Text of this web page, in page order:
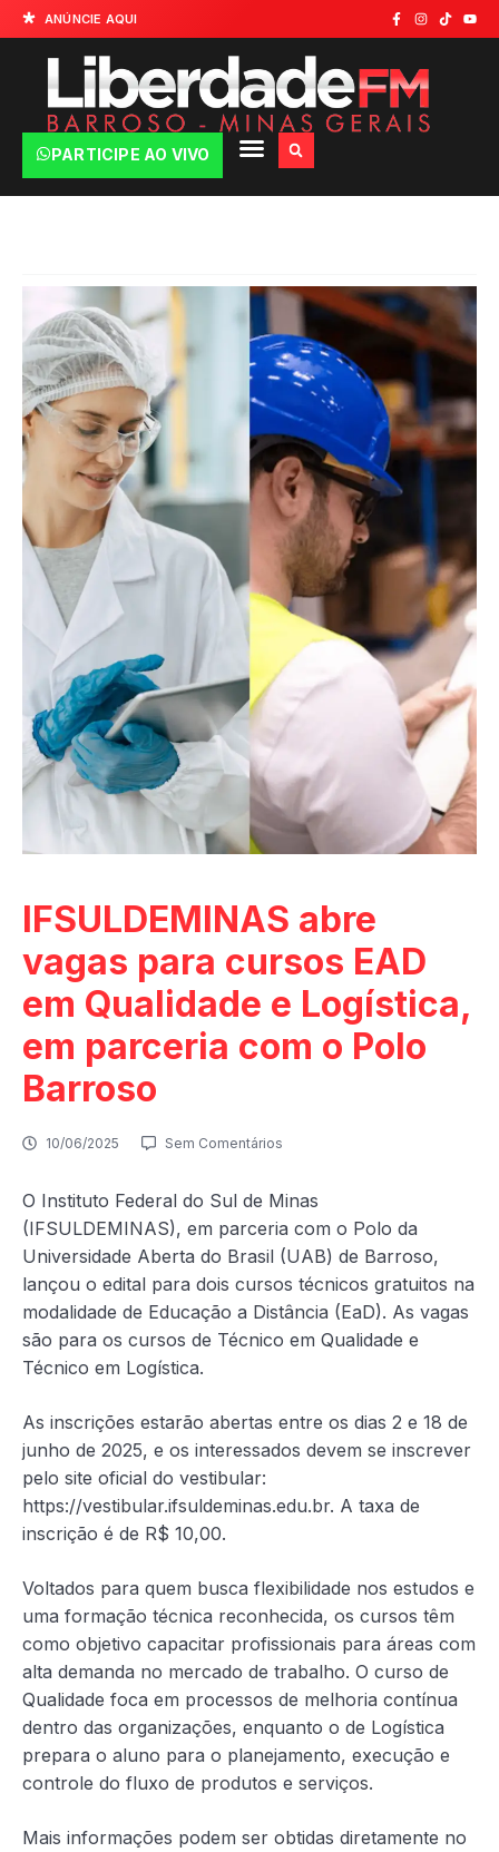
ANÚNCIE AQUI
PARTICIPE AO VIVO
IFSULDEMINAS abre
vagas para cursos EAD
em Qualidade e Logística,
em parceria com o Polo
Barroso
10/06/2025 Sem Comentários
O Instituto Federal do Sul de Minas
(IFSULDEMINAS), em parceria com o Polo da
Universidade Aberta do Brasil (UAB) de Barroso,
lançou o edital para dois cursos técnicos gratuitos na
modalidade de Educação a Distância (EaD). As vagas
são para os cursos de Técnico em Qualidade e
Técnico em Logística.
As inscrições estarão abertas entre os dias 2 e 18 de
junho de 2025, e os interessados devem se inscrever
pelo site oficial do vestibular:
https://vestibular.ifsuldeminas.edu.br. A taxa de
inscrição é de R$ 10,00.
Voltados para quem busca flexibilidade nos estudos e
uma formação técnica reconhecida, os cursos têm
como objetivo capacitar profissionais para áreas com
alta demanda no mercado de trabalho. O curso de
Qualidade foca em processos de melhoria contínua
dentro das organizações, enquanto o de Logística
prepara o aluno para o planejamento, execução e
controle do fluxo de produtos e serviços.
Mais informações podem ser obtidas diretamente no